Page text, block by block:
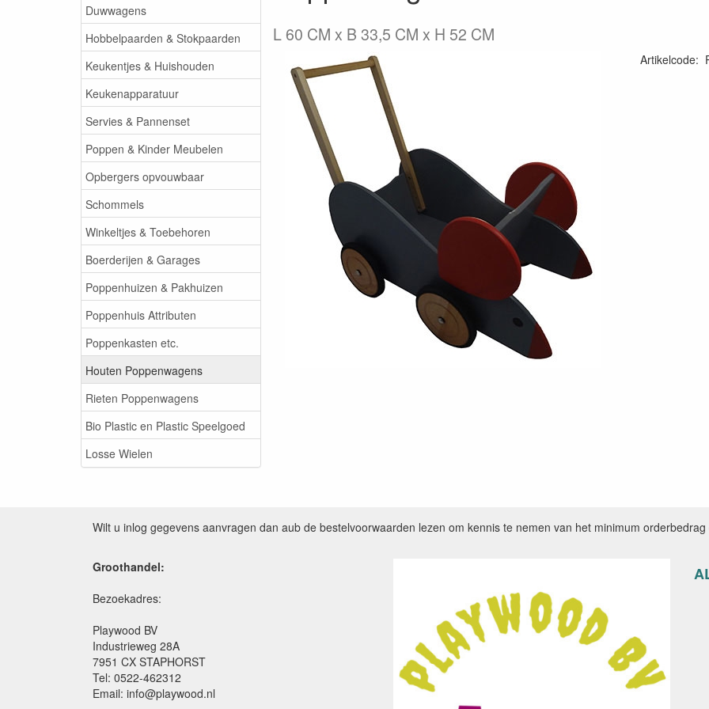
Duwwagens
Hobbelpaarden & Stokpaarden
Keukentjes & Huishouden
Keukenapparatuur
Servies & Pannenset
Poppen & Kinder Meubelen
Opbergers opvouwbaar
Schommels
Winkeltjes & Toebehoren
Boerderijen & Garages
Poppenhuizen & Pakhuizen
Poppenhuis Attributen
Poppenkasten etc.
Houten Poppenwagens
Rieten Poppenwagens
Bio Plastic en Plastic Speelgoed
Losse Wielen
L 60 CM x B 33,5 CM x H 52 CM
Artikelcode:
Wilt u inlog gegevens aanvragen dan aub de bestelvoorwaarden lezen om kennis te nemen van het minimum
Groothandel:
Bezoekadres:
Playwood BV
Industrieweg 28A
7951 CX STAPHORST
Tel: 0522-462312
Email: info@playwood.nl